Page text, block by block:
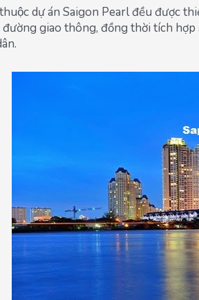
dự án Saigon Pearl đều được
giao thông, đồng thời tích